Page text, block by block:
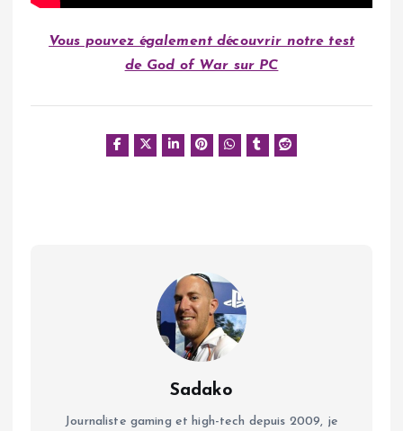
Vous pouvez également découvrir notre test
de God of War sur PC
Sadako
Journaliste gaming et high-tech depuis 2009, je